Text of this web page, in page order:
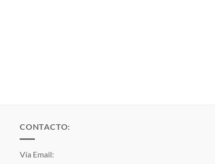
CONTACTO:
Vía Email: